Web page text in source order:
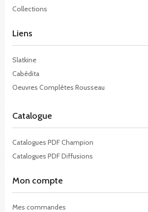
Collections
Liens
Slatkine
Cabédita
Oeuvres Complètes Rousseau
Catalogue
Catalogues PDF Champion
Catalogues PDF Diffusions
Mon compte
Mes commandes